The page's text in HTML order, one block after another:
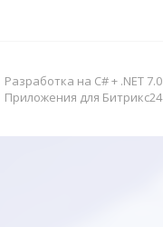
Разработка на C# + .NET 7.0
Приложения для Битрикс24